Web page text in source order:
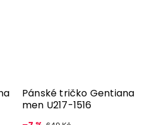
Pánské tričko Gentiana
men U217-1516